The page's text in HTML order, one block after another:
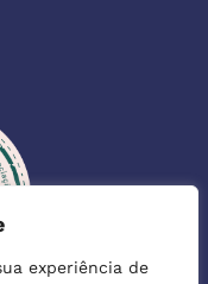
experiência de